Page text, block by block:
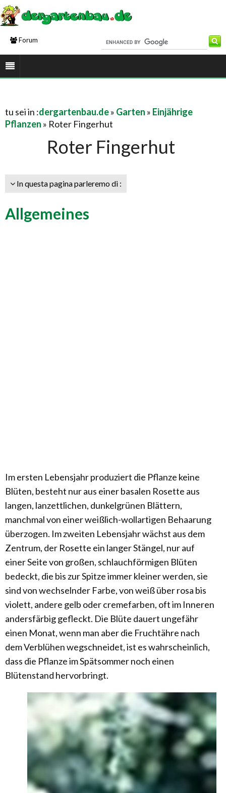
Forum
tu sei in :dergartenbau.de» Garten » Einjährige
Pflanzen » Roter Fingerhut
Roter Fingerhut
In questa pagina parleremo di :
Allgemeines
Im ersten Lebensjahr produziert die Pflanze keine
Blüten, besteht nur aus einer basalen Rosette aus
langen, lanzettlichen, dunkelgrünen Blättern,
manchmal von einer weißlich-wollartigen Behaarung
überzogen. Im zweiten Lebensjahr wächst aus dem
Zentrum, der Rosette ein langer Stängel, nur auf
einer Seite von großen, schlauchförmigen Blüten
bedeckt, die bis zur Spitze immer kleiner werden, sie
sind von wechselnder Farbe, von weiß über rosa bis
violett, andere gelb oder cremefarben, oft im Inneren
andersfärbig gefleckt. Die Blüte dauert ungefähr
einen Monat, wenn man aber die Fruchtähre nach
dem Verblühen wegschneidet, ist es wahrscheinlich,
dass die Pflanze im Spätsommer noch einen
Blütenstand hervorbringt.